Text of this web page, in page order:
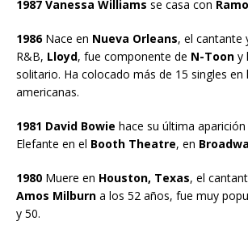
1987 Vanessa Williams se casa con
1986Nace en Nueva Orleans, el cantante
R&B, Lloyd, fue componente de N-Toon y
solitario. Ha colocado más de 15 singles en
americanas.
1981 David Bowie hace su última
Elefante en el Booth Theatre, en
1980 Muere en Houston, Texas, el
Amos Milburn a los 52 años, fue muy
y 50.